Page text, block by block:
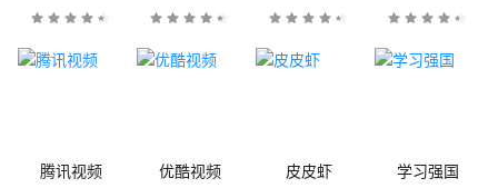
腾讯视频 优酷视频 皮皮虾 学习强国